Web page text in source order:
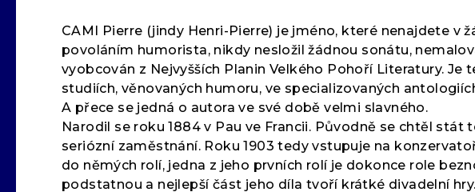
CAMI Pierre (jindy Henri-Pierre) je jméno, které nenajdete v
povoláním humorista, nikdy nesložil žádnou sonátu,
vyobcován z Nejvyšších Planin Velkého Pohoří Literatury.
studiích, věnovaných humoru, ve specializovaných
A přece se jedná o autora ve své době velmi slavného.
Narodil se roku 1884 v Pau ve Francii. Původně se chtěl
seriózní zaměstnání. Roku 1903 tedy vstupuje na
do němých rolí, jedna z jeho prvních rolí je dokonce role
podstatnou a nejlepší část jeho díla tvoří krátké divadelní hry.